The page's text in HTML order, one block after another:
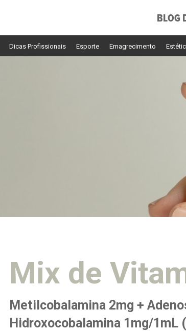
BLOG
Dicas Profissionais Esporte Emagrecimento
Mix de
Metilcobalamina 2mg +
Hidroxocobalamina 1mg/1mL